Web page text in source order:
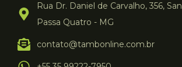
Rua Dr. Daniel de Carvalho, 356,
Passa Quatro - MG
contato@tambonline.com.br